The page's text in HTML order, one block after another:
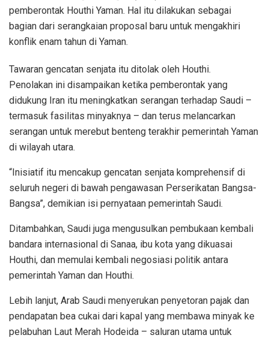
pemberontak Houthi Yaman. Hal itu dilakukan sebagai
bagian dari serangkaian proposal baru untuk mengakhiri
konflik enam tahun di Yaman.
Tawaran gencatan senjata itu ditolak oleh Houthi.
Penolakan ini disampaikan ketika pemberontak yang
didukung Iran itu meningkatkan serangan terhadap Saudi –
termasuk fasilitas minyaknya – dan terus melancarkan
serangan untuk merebut benteng terakhir pemerintah Yaman
di wilayah utara.
“Inisiatif itu mencakup gencatan senjata komprehensif di
seluruh negeri di bawah pengawasan Perserikatan Bangsa-
Bangsa”, demikian isi pernyataan pemerintah Saudi.
Ditambahkan, Saudi juga mengusulkan pembukaan kembali
bandara internasional di Sanaa, ibu kota yang dikuasai
Houthi, dan memulai kembali negosiasi politik antara
pemerintah Yaman dan Houthi.
Lebih lanjut, Arab Saudi menyerukan penyetoran pajak dan
pendapatan bea cukai dari kapal yang membawa minyak ke
pelabuhan Laut Merah Hodeida – saluran utama untuk